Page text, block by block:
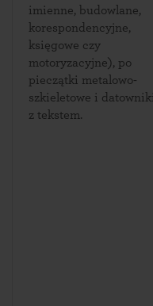
imienne, budowlane,
korespondencyjne,
księgowe czy
motoryzacyjne), po
pieczątki metalowo-
szkieletowe i datowniki
z tekstem.